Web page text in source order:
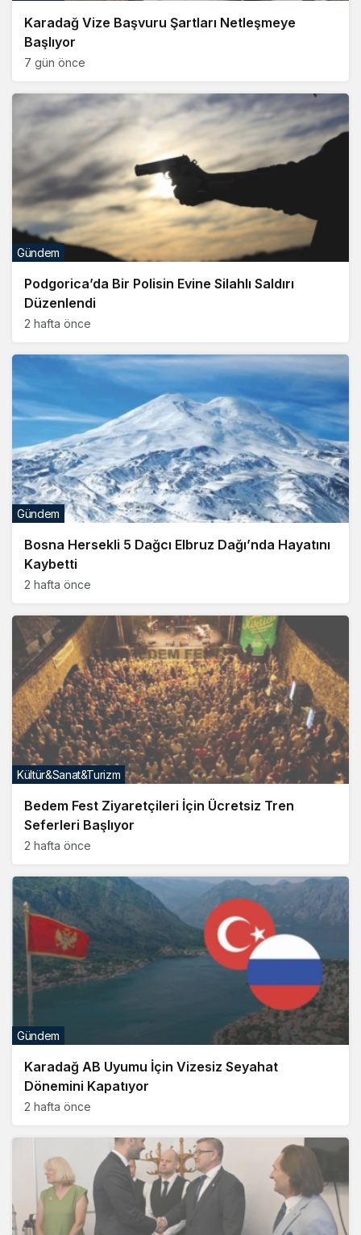
Karadağ Vize Başvuru Şartları Netleşmeye
Başlıyor
7 gün önce
Podgorica’da Bir Polisin Evine Silahlı Saldırı
Düzenlendi
2 hafta önce
Gündem
Bosna Hersekli 5 Dağcı Elbruz Dağı’nda Hayatını
Kaybetti
2 hafta önce
Gündem
Bedem Fest Ziyaretçileri İçin Ücretsiz Tren
Seferleri Başlıyor
2 hafta önce
Kültür&Sanat&Turizm
Karadağ AB Uyumu İçin Vizesiz Seyahat
Dönemini Kapatıyor
2 hafta önce
Gündem